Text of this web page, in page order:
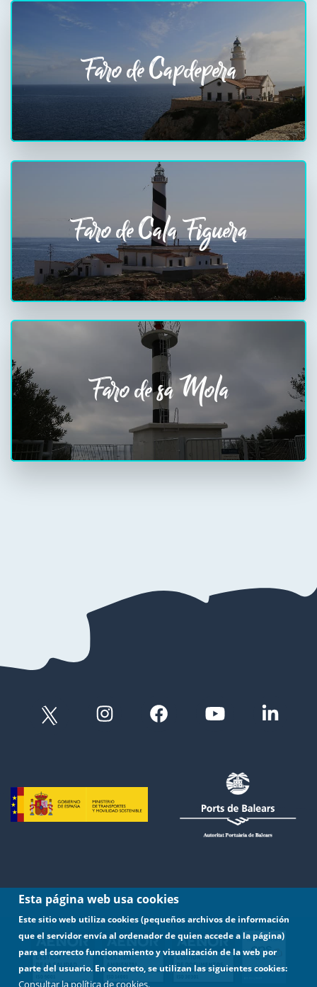
Faro de Capdepera
Faro de Cala Figuera
Faro de sa Mola
Esta página web usa cookies
Este sitio web utiliza cookies (pequeños archivos de información
que el servidor envía al ordenador de quien accede a la página)
para el correcto funcionamiento y visualización de la web por
parte del usuario. En concreto, se utilizan las siguientes cookies:
Consultar la política de cookies.